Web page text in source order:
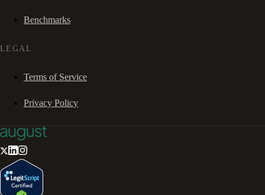
Benchmarks
LEGAL
Terms of Service
Privacy Policy